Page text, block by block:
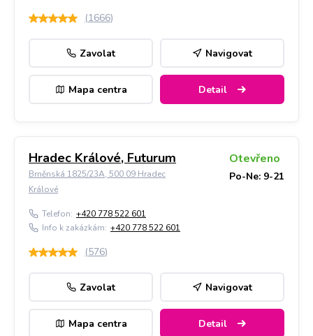
(1666)
Zavolat Navigovat
Mapa centra Detail
Hradec Králové, Futurum
Brněnská 1825/23A, 500 09 Hradec
Králové
Otevřeno
Po-Ne: 9-21
Telefon: +420 778 522 601
Info k zakázkám: +420 778 522 601
(576)
Zavolat Navigovat
Mapa centra Detail